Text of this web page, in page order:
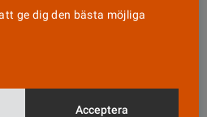
ge dig den bästa möjliga
Acceptera